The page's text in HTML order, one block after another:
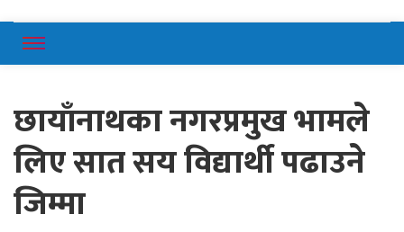
Mahilajagaran
छायाँनाथका नगरप्रमुख भामले
लिए सात सय विद्यार्थी पढाउने
जिम्मा